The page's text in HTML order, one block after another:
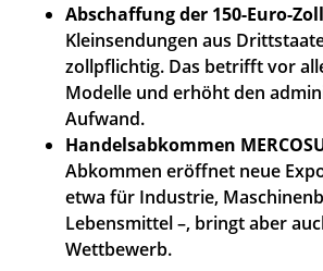
Abschaffung der 150-Euro-
Kleinsendungen aus
zollpflichtig. Das betrifft vor
Modelle und erhöht den
Aufwand.
Handelsabkommen
Abkommen eröffnet neue
etwa für Industrie,
Lebensmittel –, bringt aber
Wettbewerb.